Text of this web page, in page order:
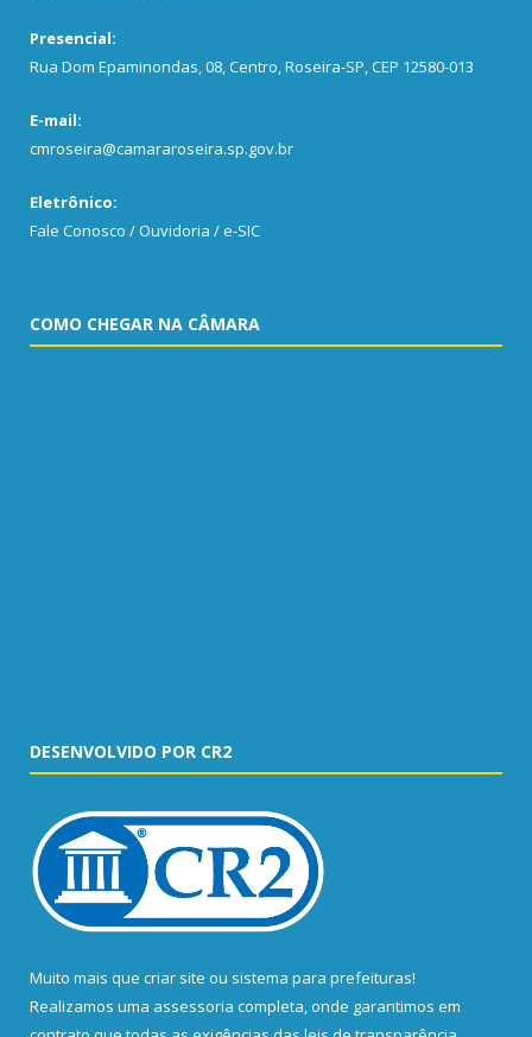
Presencial:
Rua Dom Epaminondas, 08, Centro, Roseira-SP, CEP 12580-013
E-mail:
cmroseira@camararoseira.sp.gov.br
Eletrônico:
Fale Conosco / Ouvidoria / e-SIC
COMO CHEGAR NA CÂMARA
DESENVOLVIDO POR CR2
Muito mais que criar site ou sistema para prefeituras!
Realizamos uma assessoria completa, onde garantimos em